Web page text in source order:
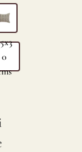
0